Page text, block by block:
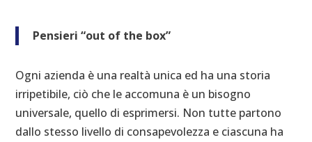
Pensieri “out of the box”
Ogni azienda è una realtà unica ed ha una storia
irripetibile, ciò che le accomuna è un bisogno
universale, quello di esprimersi. Non tutte partono
dallo stesso livello di consapevolezza e ciascuna ha